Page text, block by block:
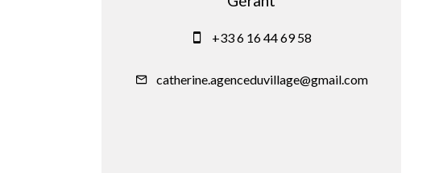
+33 6 16 44 69 58
catherine.agenceduvillage@gmail.com